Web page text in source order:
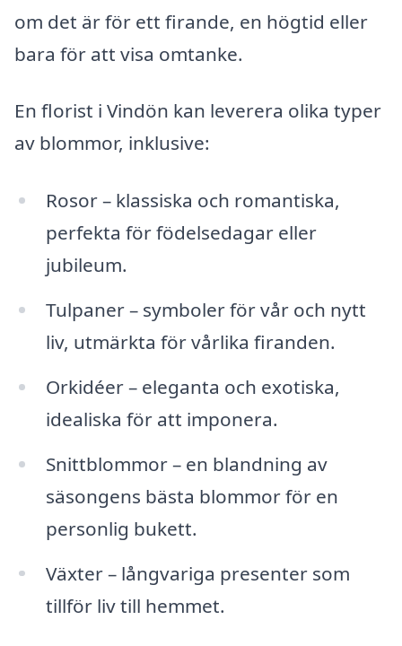
om det är för ett firande, en högtid eller
bara för att visa omtanke.
En florist i Vindön kan leverera olika typer
av blommor, inklusive:
Rosor – klassiska och romantiska,
perfekta för födelsedagar eller
jubileum.
Tulpaner – symboler för vår och nytt
liv, utmärkta för vårlika firanden.
Orkidéer – eleganta och exotiska,
idealiska för att imponera.
Snittblommor – en blandning av
säsongens bästa blommor för en
personlig bukett.
Växter – långvariga presenter som
tillför liv till hemmet.